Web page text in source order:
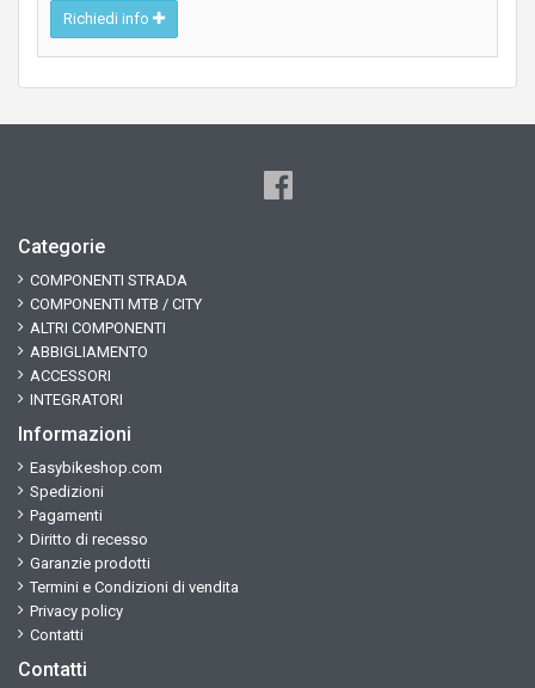
Richiedi info
Categorie
COMPONENTI STRADA
COMPONENTI MTB / CITY
ALTRI COMPONENTI
ABBIGLIAMENTO
ACCESSORI
INTEGRATORI
Informazioni
Easybikeshop.com
Spedizioni
Pagamenti
Diritto di recesso
Garanzie prodotti
Termini e Condizioni di vendita
Privacy policy
Contatti
Contatti